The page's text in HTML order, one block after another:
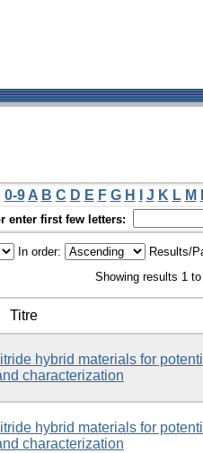
0-9 A B C D E F G H J K L M
enter first few letters:
In order: Results/
Showing results 1
Titre
hybrid materials for
characterization
hybrid materials for
characterization